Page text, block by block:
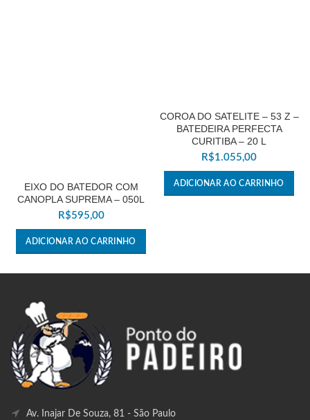
EIXO DO BATEDOR COM
CANOPLA SUPREMA – 050L
R$595,00
ADICIONAR AO CARRINHO
COROA DO SATELITE – 53 Z –
BATEDEIRA PERFECTA
CURITIBA – 20 L
R$1.055,00
ADICIONAR AO CARRINHO
Av. Inajar De Souza, 81 - São Paulo